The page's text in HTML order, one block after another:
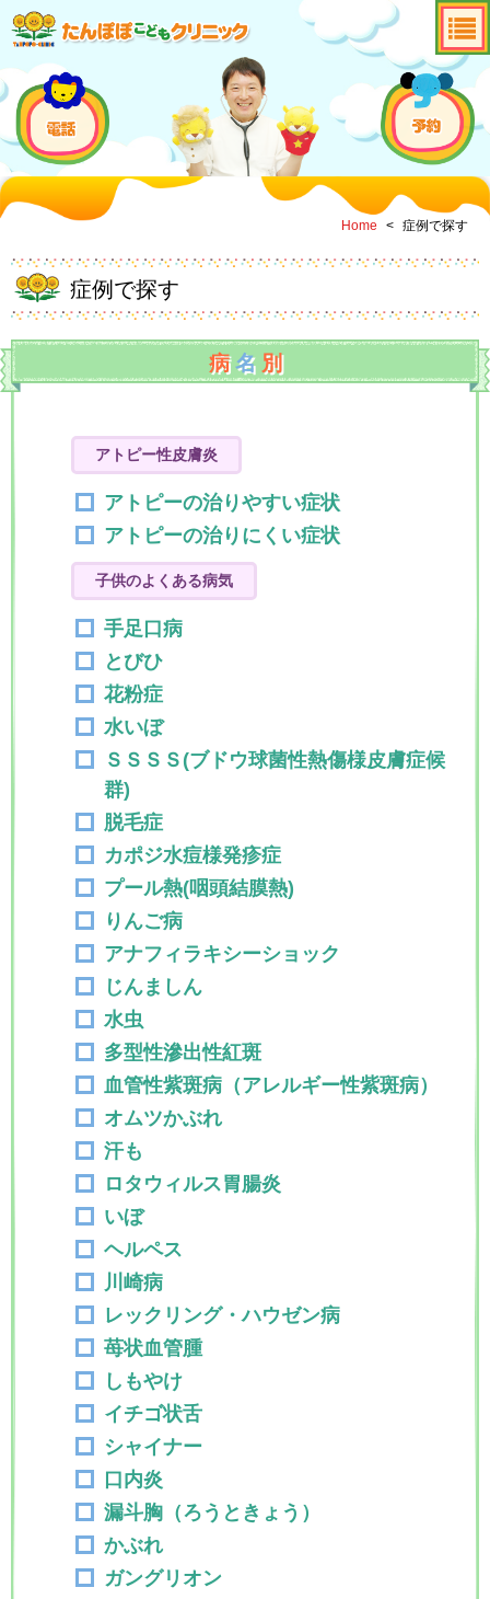
Home < 症例で探す
症例で探す
病 名 別
アトピー性皮膚炎
アトピーの治りやすい症状
アトピーの治りにくい症状
子供のよくある病気
手足口病
とびひ
花粉症
水いぼ
ＳＳＳＳ(ブドウ球菌性熱傷様皮膚症候
群)
脱毛症
カポジ水痘様発疹症
プール熱(咽頭結膜熱)
りんご病
アナフィラキシーショック
じんましん
水虫
多型性滲出性紅斑
血管性紫斑病（アレルギー性紫斑病）
オムツかぶれ
汗も
ロタウィルス胃腸炎
いぼ
ヘルペス
川崎病
レックリング・ハウゼン病
苺状血管腫
しもやけ
イチゴ状舌
シャイナー
口内炎
漏斗胸（ろうときょう）
かぶれ
ガングリオン